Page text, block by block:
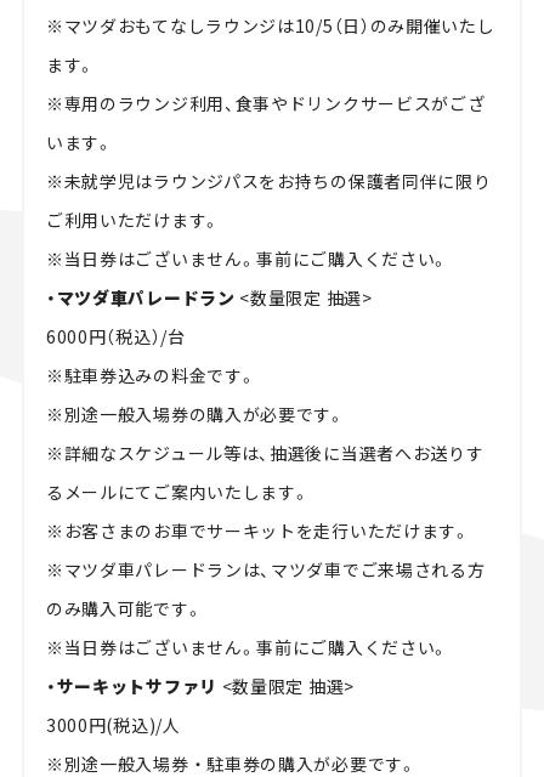
※マツダおもてなしラウンジは10/5（日）のみ開催いたし
ます。
※専用のラウンジ利用、食事やドリンクサービスがござ
います。
※未就学児はラウンジパスをお持ちの保護者同伴に限り
ご利用いただけます。
※当日券はございません。事前にご購入ください。
・マツダ車パレードラン <数量限定 抽選>
6000円（税込）/台
※駐車券込みの料金です。
※別途一般入場券の購入が必要です。
※詳細なスケジュール等は、抽選後に当選者へお送りす
るメールにてご案内いたします。
※お客さまのお車でサーキットを走行いただけます。
※マツダ車パレードランは、マツダ車でご来場される方
のみ購入可能です。
※当日券はございません。事前にご購入ください。
・サーキットサファリ <数量限定 抽選>
3000円(税込)/⼈
※別途一般⼊場券‧駐⾞券の購⼊が必要です。